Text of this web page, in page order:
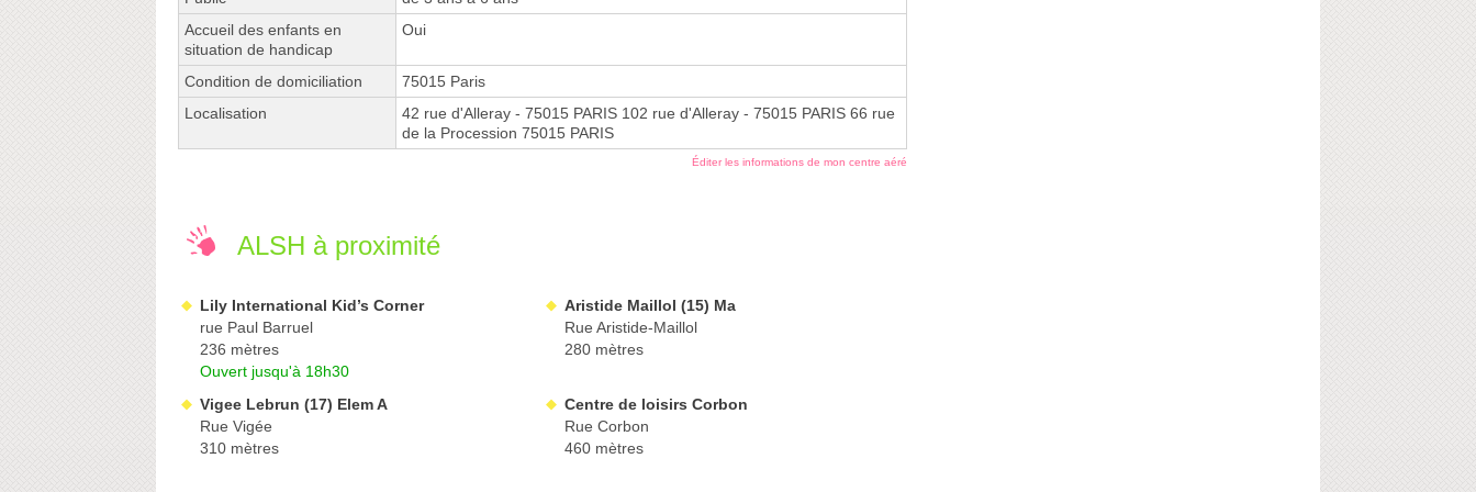
Accueil des enfants en
situation de handicap
Oui
Condition de domiciliation
75015 Paris
Localisation
42 rue d'Alleray - 75015 PARIS 102 rue d'Alleray - 75015 PARIS 66 rue
de la Procession 75015 PARIS
Éditer les informations de mon centre aéré
ALSH à proximité
Lily International Kid’s Corner
rue Paul Barruel
236 mètres
Ouvert jusqu'à 18h30
Aristide Maillol (15) Ma
Rue Aristide-Maillol
280 mètres
Vigee Lebrun (17) Elem A
Rue Vigée
310 mètres
Centre de loisirs Corbon
Rue Corbon
460 mètres